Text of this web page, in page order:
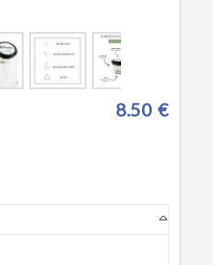
8.50 €